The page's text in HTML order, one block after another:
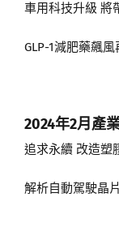
車用科技升級 將
GLP-1減肥藥飆
2024年2月產
追求永續 改造塑
解析自動駕駛晶